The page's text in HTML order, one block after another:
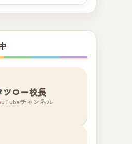
ツロー校長
チャンネル